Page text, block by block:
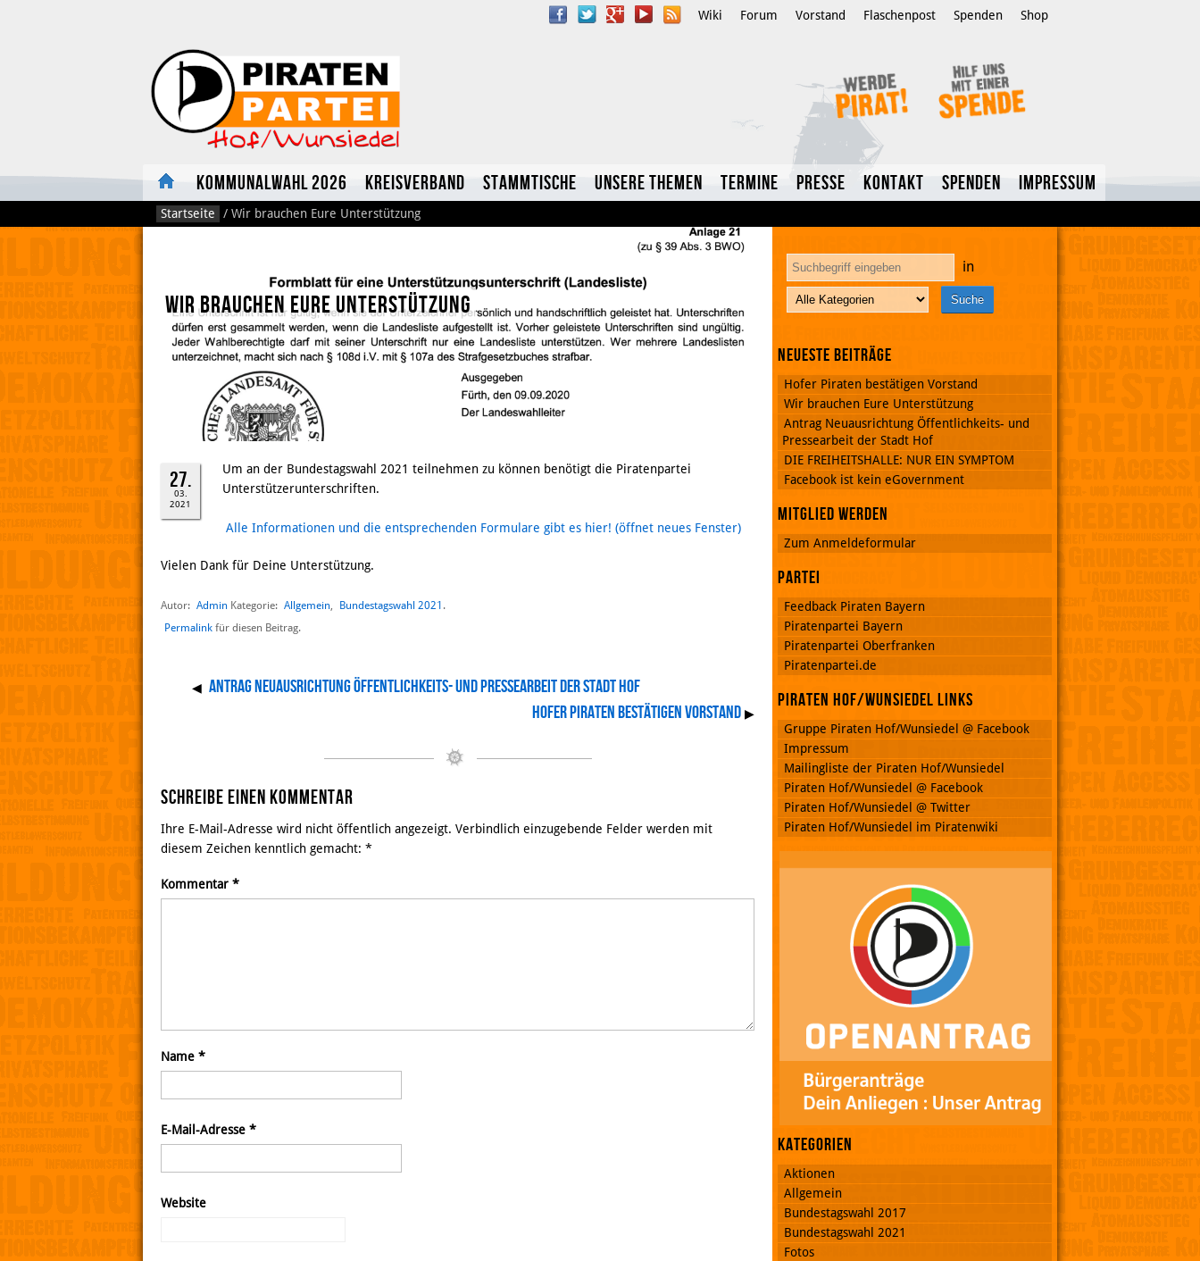
Twitter
Google
YouTube
Wiki Forum Vorstand Flaschenpost Spenden Shop
Kommunalwahl 2026 Kreisverband Stammtische Unsere Themen Termine Presse Kontakt Spenden Impressum
Startseite / Wir brauchen Eure Unterstützung
Wir brauchen Eure Unterstützung
27.
03.
2021
Um an der Bundestagswahl 2021 teilnehmen zu können benötigt die Piratenpartei
Unterstützerunterschriften.
Alle Informationen und die entsprechenden Formulare gibt es hier! (öffnet neues Fenster)
Vielen Dank für Deine Unterstützung.
Autor: Admin Kategorie: Allgemein, Bundestagswahl 2021 .
Permalink für diesen Beitrag.
◀ Antrag Neuausrichtung Öffentlichkeits- und Pressearbeit der Stadt Hof
Hofer Piraten bestätigen Vorstand ▶
Schreibe einen Kommentar
Ihre E-Mail-Adresse wird nicht öffentlich angezeigt. Verbindlich einzugebende Felder werden mit
diesem Zeichen kenntlich gemacht: *
Kommentar *
Name *
E-Mail-Adresse *
Website
in
Neueste Beiträge
Hofer Piraten bestätigen Vorstand
Wir brauchen Eure Unterstützung
Antrag Neuausrichtung Öffentlichkeits- und
Pressearbeit der Stadt Hof
DIE FREIHEITSHALLE: NUR EIN SYMPTOM
Facebook ist kein eGovernment
Mitglied werden
Zum Anmeldeformular
Partei
Feedback Piraten Bayern
Piratenpartei Bayern
Piratenpartei Oberfranken
Piratenpartei.de
Piraten Hof/Wunsiedel Links
Gruppe Piraten Hof/Wunsiedel @ Facebook
Impressum
Mailingliste der Piraten Hof/Wunsiedel
Piraten Hof/Wunsiedel @ Facebook
Piraten Hof/Wunsiedel @ Twitter
Piraten Hof/Wunsiedel im Piratenwiki
Kategorien
Aktionen
Allgemein
Bundestagswahl 2017
Bundestagswahl 2021
Fotos